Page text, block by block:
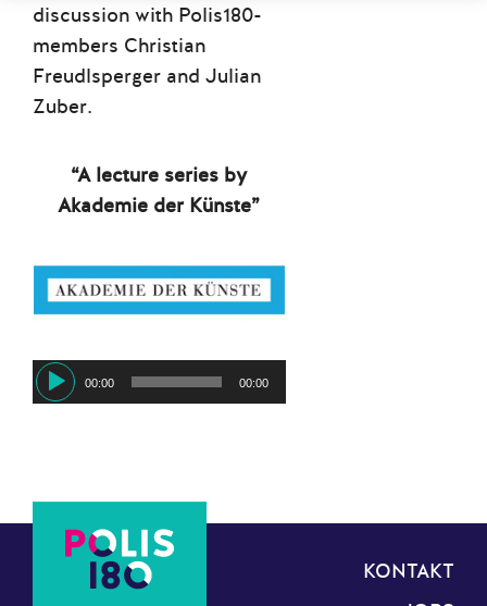
discussion with Polis180-
members Christian
Freudlsperger and Julian
Zuber.
“A lecture series by
Akademie der Künste”
Audio-
Player
00:00 00:00
KONTAKT